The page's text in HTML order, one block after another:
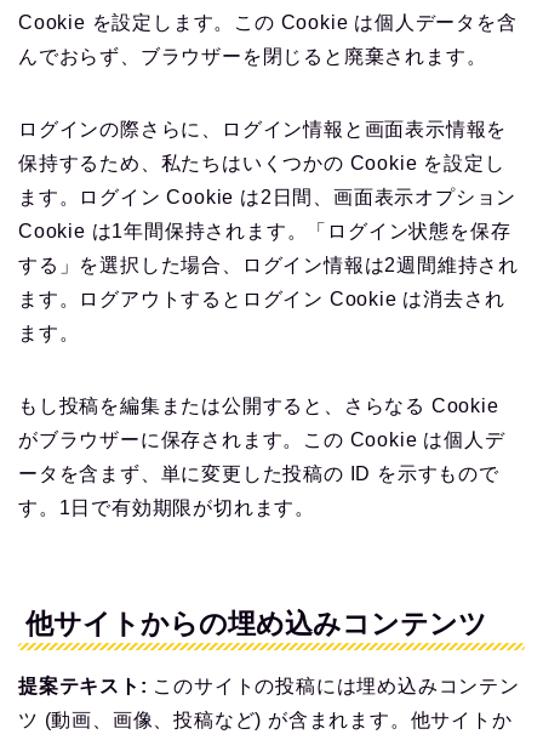
Cookie を設定します。この Cookie は個人データを含
んでおらず、ブラウザーを閉じると廃棄されます。
ログインの際さらに、ログイン情報と画面表示情報を
保持するため、私たちはいくつかの Cookie を設定し
ます。ログイン Cookie は2日間、画面表示オプション
Cookie は1年間保持されます。「ログイン状態を保存
する」を選択した場合、ログイン情報は2週間維持され
ます。ログアウトするとログイン Cookie は消去され
ます。
もし投稿を編集または公開すると、さらなる Cookie
がブラウザーに保存されます。この Cookie は個人デ
ータを含まず、単に変更した投稿の ID を示すもので
す。1日で有効期限が切れます。
他サイトからの埋め込みコンテンツ
提案テキスト: このサイトの投稿には埋め込みコンテン
ツ (動画、画像、投稿など) が含まれます。他サイトか